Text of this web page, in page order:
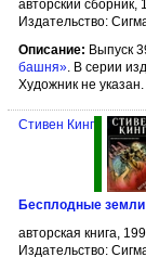
авторский сборник,
Издательство:
Описание: Выпуск
башня». В серии
Художник не указан.
Стивен Кинг
Бесплодные земли
авторская книга,
Издательство: